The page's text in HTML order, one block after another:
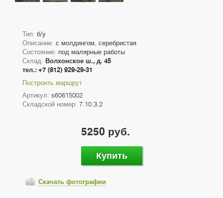
Тип: б/у
Описание: с молдингом, серебристая
Состояние: под малярные работы
Склад: Волхонское ш., д. 45
тел.: +7 (812) 929-29-31
Построить маршрут
Артикул: s60615002
Складской номер: 7.10.3.2
5250 руб.
Купить
Скачать фотографии